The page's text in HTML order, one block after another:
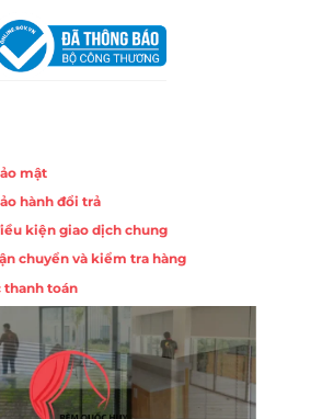
mật
hành đổi trả
kiện giao dịch chung
chuyển và kiểm tra hàng
thanh toán